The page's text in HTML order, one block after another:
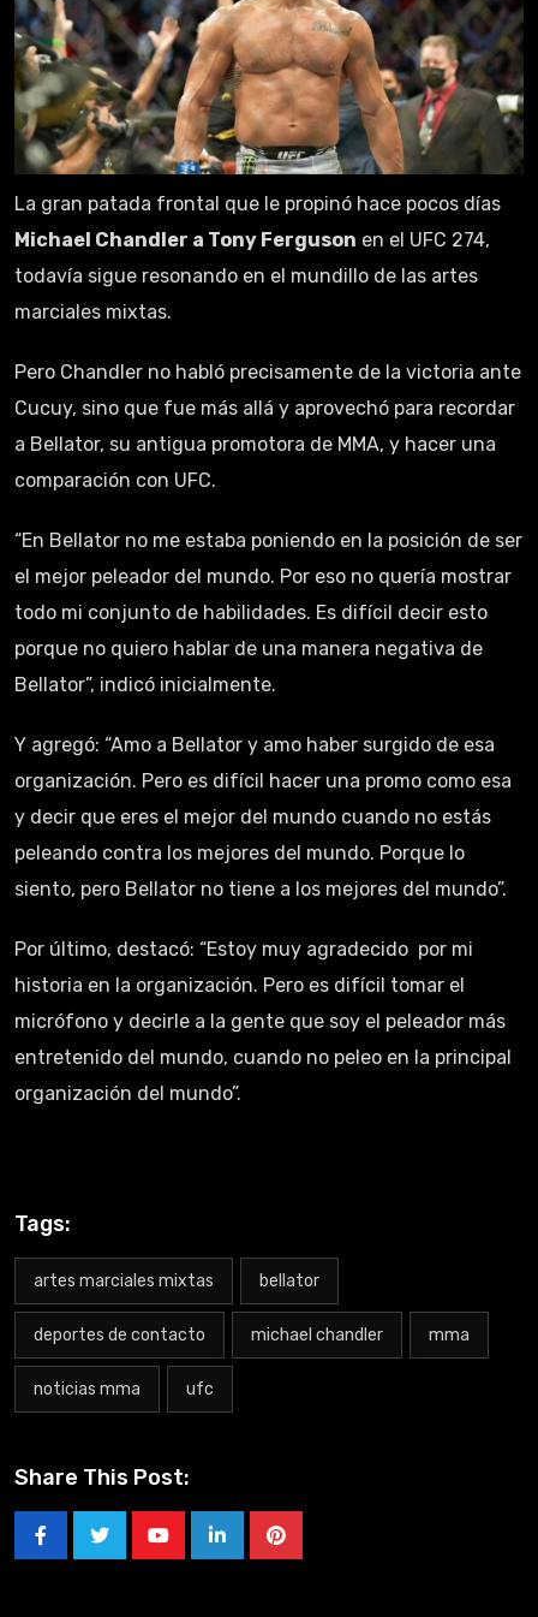
La gran patada frontal que le propinó hace pocos días
Michael Chandler a Tony Ferguson en el UFC 274,
todavía sigue resonando en el mundillo de las artes
marciales mixtas.
Pero Chandler no habló precisamente de la victoria ante
Cucuy, sino que fue más allá y aprovechó para recordar
a Bellator, su antigua promotora de MMA, y hacer una
comparación con UFC.
“En Bellator no me estaba poniendo en la posición de ser
el mejor peleador del mundo. Por eso no quería mostrar
todo mi conjunto de habilidades. Es difícil decir esto
porque no quiero hablar de una manera negativa de
Bellator”, indicó inicialmente.
Y agregó: “Amo a Bellator y amo haber surgido de esa
organización. Pero es difícil hacer una promo como esa
y decir que eres el mejor del mundo cuando no estás
peleando contra los mejores del mundo. Porque lo
siento, pero Bellator no tiene a los mejores del mundo”.
Por último, destacó: “Estoy muy agradecido por mi
historia en la organización. Pero es difícil tomar el
micrófono y decirle a la gente que soy el peleador más
entretenido del mundo, cuando no peleo en la principal
organización del mundo”.
Tags:
artes marciales mixtas bellator
deportes de contacto michael chandler mma
noticias mma ufc
Share This Post: